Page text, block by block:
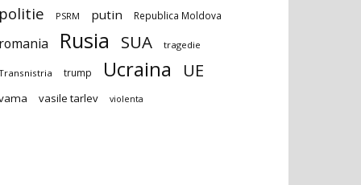
PSRM putin Republica Moldova
Rusia SUA tragedie
trump Ucraina UE
vasile tarlev violenta